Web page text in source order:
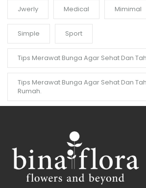
Jwerly Medical Mimimal
Simple Sport
Tips Merawat Bunga Agar Sehat Dan
Tips Merawat Bunga Agar Sehat Dan
Rumah.